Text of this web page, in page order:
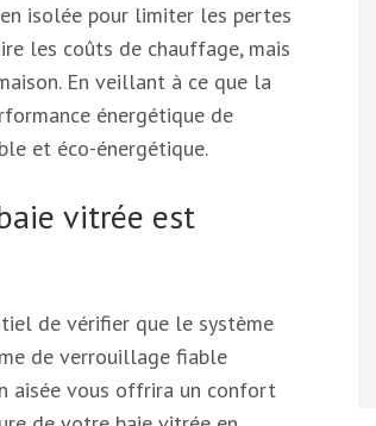
isolée pour limiter les pertes
les coûts de chauffage, mais
En veillant à ce que la
énergétique de
et éco-énergétique.
vitrée est
de vérifier que le système
de verrouillage fiable
aisée vous offrira un confort